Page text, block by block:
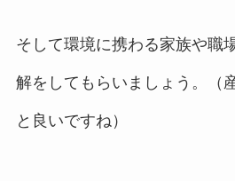
そして環境に携わる家族や職
解をしてもらいましょう。（
と良いですね）